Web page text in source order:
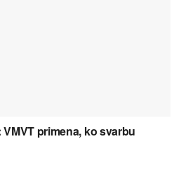
primena, ko svarbu